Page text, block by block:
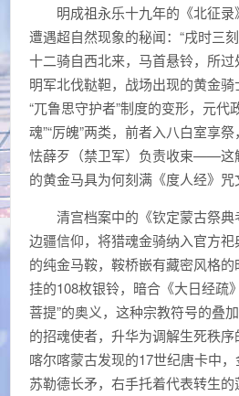
明成祖永乐十九年的《北征
遭遇超自然现象的秘闻：“戌时三
十二骑自西北来，马首悬铃，所过
明军北伐鞑靼，战场出现的黄金
“兀鲁思守护者”制度的变形，元代
魂”“厉魄”两类，前者入八白室享
怯薛歹（禁卫军）负责收束——这
的黄金马具为何刻满《度人经》咒
清宫档案中的《钦定蒙古祭
边疆信仰，将猎魂金骑纳入官方
的纯金马鞍，鞍桥嵌有藏密风格
挂的108枚银铃，暗合《大日经疏
菩提”的奥义，这种宗教符号的叠
的招魂使者，升华为调解生死秩
喀尔喀蒙古发现的17世纪唐卡中
苏勒德长矛，右手托着代表转生